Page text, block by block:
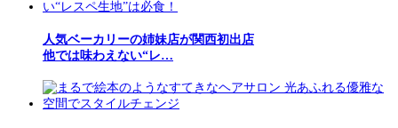
人気ベーカリーの姉妹店が関西初出店
他では味わえない“レ…